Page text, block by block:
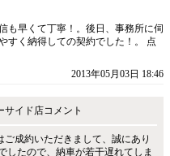
も早くて丁寧！。後日、事務所に伺
すく納得しての契約でした！。 点
2013年05月03日 18:46
イド店コメント
成約いただきまして、誠にあり
したので、納車が若干遅れてしま